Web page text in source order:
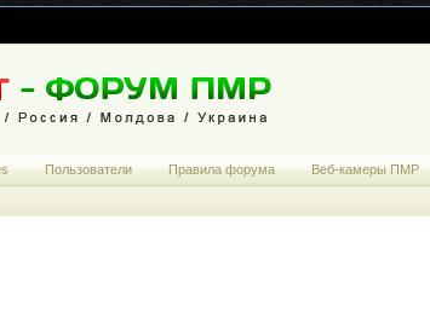
Пользователи Правила форума Веб-камеры ПМР